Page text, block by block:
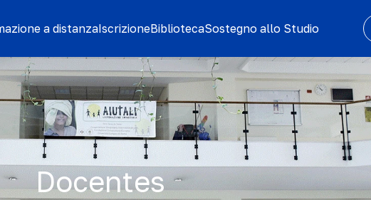
a distanzaIscrizioneBibliotecaSostegno allo Studio
Docentes